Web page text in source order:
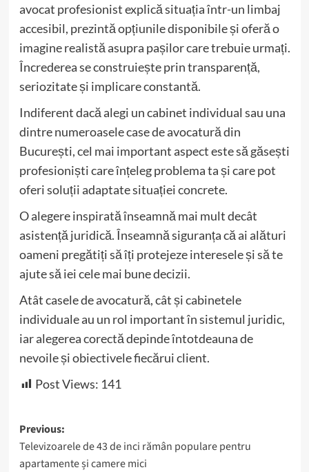
avocat profesionist explică situația într-un limbaj
accesibil, prezintă opțiunile disponibile și oferă o
imagine realistă asupra pașilor care trebuie urmați.
Încrederea se construiește prin transparență,
seriozitate și implicare constantă.
Indiferent dacă alegi un cabinet individual sau una
dintre numeroasele case de avocatură din
București, cel mai important aspect este să găsești
profesioniști care înțeleg problema ta și care pot
oferi soluții adaptate situației concrete.
O alegere inspirată înseamnă mai mult decât
asistență juridică. Înseamnă siguranța că ai alături
oameni pregătiți să îți protejeze interesele și să te
ajute să iei cele mai bune decizii.
Atât casele de avocatură, cât și cabinetele
individuale au un rol important în sistemul juridic,
iar alegerea corectă depinde întotdeauna de
nevoile și obiectivele fiecărui client.
Post Views: 141
Post
navigation
Previous:
Televizoarele de 43 de inci rămân populare pentru
apartamente și camere mici